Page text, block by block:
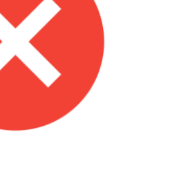
מחירי הבלונים באתר אינם כוללים
בקטגוריית בלונים מנופחים.
רמב"ם 13 חדרה (הגעה בתיאום)
מוצרים חדשים
בלון מיילר 26" צהוב עולה מכבי תל